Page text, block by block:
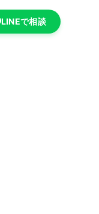
LINEで相談